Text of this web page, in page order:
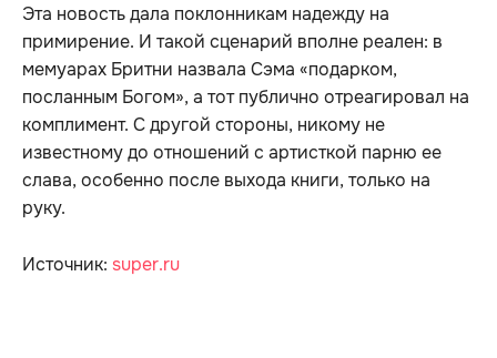
Эта новость дала поклонникам надежду на
примирение. И такой сценарий вполне реален: в
мемуарах Бритни назвала Сэма «подарком,
посланным Богом», а тот публично отреагировал на
комплимент. С другой стороны, никому не
известному до отношений с артисткой парню ее
слава, особенно после выхода книги, только на
руку.
Источник: super.ru